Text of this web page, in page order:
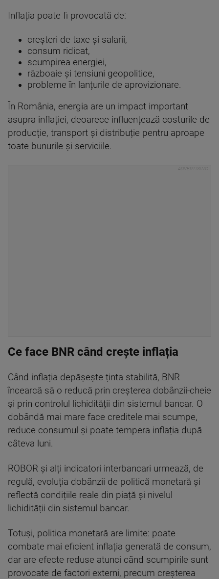
Inflația poate fi provocată de:
creșteri de taxe și salarii,
consum ridicat,
scumpirea energiei,
războaie și tensiuni geopolitice,
probleme în lanțurile de aprovizionare.
În România, energia are un impact important
asupra inflației, deoarece influențează costurile de
producție, transport și distribuție pentru aproape
toate bunurile și serviciile.
Ce face BNR când crește inflația
Când inflația depășește ținta stabilită, BNR
încearcă să o reducă prin creșterea dobânzii-cheie
și prin controlul lichidității din sistemul bancar. O
dobândă mai mare face creditele mai scumpe,
reduce consumul și poate tempera inflația după
câteva luni.
ROBOR și alți indicatori interbancari urmează, de
regulă, evoluția dobânzii de politică monetară și
reflectă condițiile reale din piață și nivelul
lichidității din sistemul bancar.
Totuși, politica monetară are limite: poate
combate mai eficient inflația generată de consum,
dar are efecte reduse atunci când scumpirile sunt
provocate de factori externi, precum creșterea